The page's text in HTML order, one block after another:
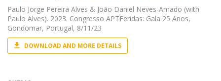
Paulo Jorge Pereira Alves & João Daniel Neves-Amado (with
Paulo Alves). 2023. Congresso APTFeridas: Gala 25 Anos,
Gondomar, Portugal, 8/11/23
DOWNLOAD AND MORE DETAILS